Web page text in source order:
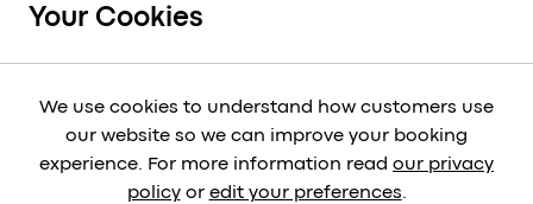
ANVÄNDBARA LÄNKAR keyboard_arrow_down
LAGLIG keyboard_arrow_down
Your Cookies
We use cookies to understand how customers use
our website so we can improve your booking
experience. For more information read our privacy
policyor edit your preferences.